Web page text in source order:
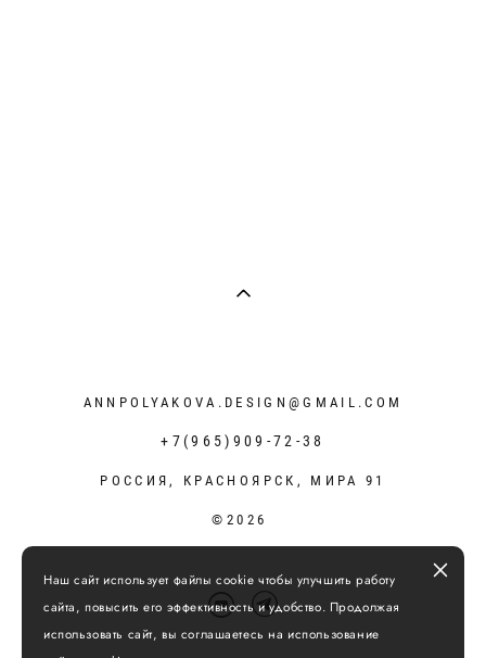
ANNPOLYAKOVA.DESIGN@GMAIL.COM
+7(965)909-72-38
РОССИЯ, КРАСНОЯРСК, МИРА 91
©2026
Наш сайт использует файлы cookie чтобы улучшить работу
сайта, повысить его эффективность и удобство. Продолжая
использовать сайт, вы соглашаетесь на использование